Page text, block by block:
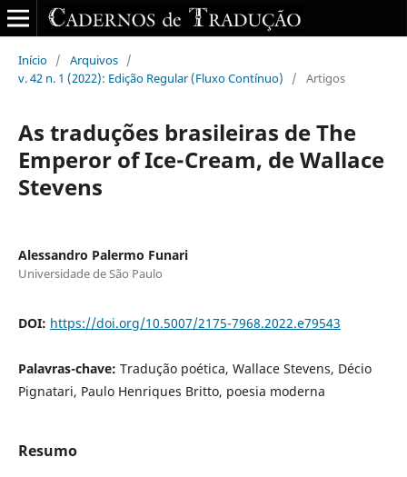
Início / Arquivos /
v. 42 n. 1 (2022): Edição Regular (Fluxo Contínuo)
/ Artigos
As traduções brasileiras de The
Emperor of Ice-Cream, de Wallace
Stevens
Alessandro Palermo Funari
Universidade de São Paulo
DOI: https://doi.org/10.5007/2175-7968.2022.e79543
Palavras-chave: Tradução poética, Wallace Stevens, Décio
Pignatari, Paulo Henriques Britto, poesia moderna
Resumo